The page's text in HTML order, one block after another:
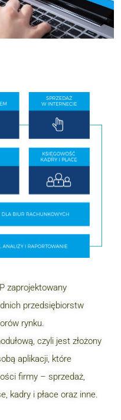
zaprojektowany
przedsiębiorstw
rynku.
czyli jest złożony
aplikacji, które
firmy – sprzedaż,
kadry i płace oraz inne.